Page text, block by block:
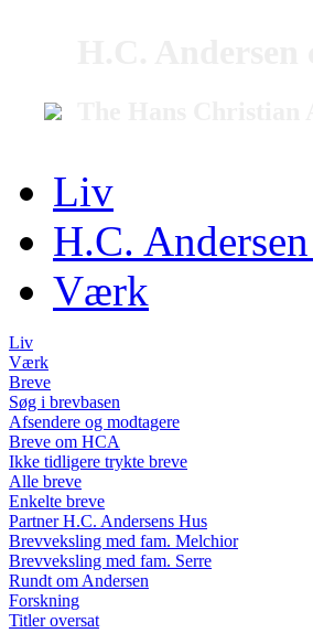
Liv
H.C.
Værk
Liv
Værk
Breve
Søg i brevbasen
Afsendere og modtagere
Breve om HCA
Ikke tidligere trykte breve
Alle breve
Enkelte breve
Partner H.C. Andersens Hus
Brevveksling med fam. Melchior
Brevveksling med fam. Serre
Rundt om Andersen
Forskning
Titler oversat